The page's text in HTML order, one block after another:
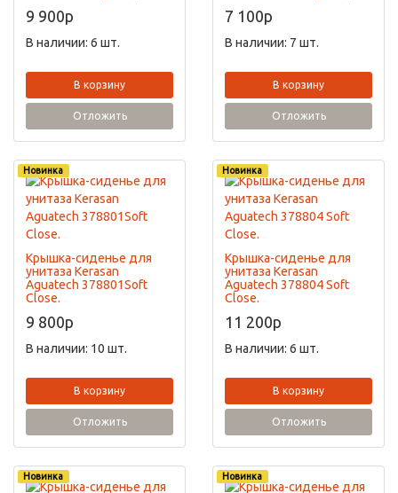
9 900p
В наличии: 6 шт.
В корзину
Отложить
7 100p
В наличии: 7 шт.
В корзину
Отложить
Новинка
Крышка-сиденье для
унитаза Kerasan
Aguatech 378801Soft
Close.
9 800p
В наличии: 10 шт.
В корзину
Отложить
Новинка
Крышка-сиденье для
унитаза Kerasan
Aguatech 378804 Soft
Close.
11 200p
В наличии: 6 шт.
В корзину
Отложить
Новинка Новинка